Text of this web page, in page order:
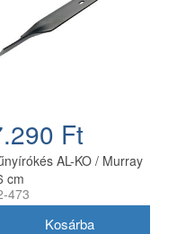
Ft
AL-KO / Murray
cm
473